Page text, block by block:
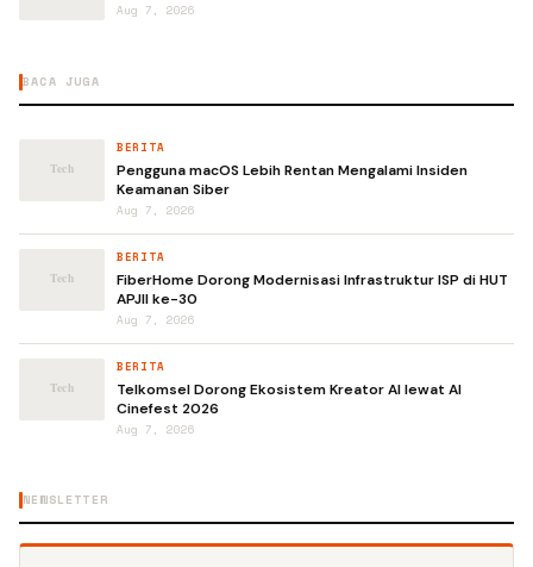
Aug 7, 2026
BACA JUGA
BERITA
Pengguna macOS Lebih Rentan Mengalami Insiden
Keamanan Siber
Aug 7, 2026
BERITA
FiberHome Dorong Modernisasi Infrastruktur ISP di HUT
APJII ke-30
Aug 7, 2026
BERITA
Telkomsel Dorong Ekosistem Kreator AI lewat AI
Cinefest 2026
Aug 7, 2026
NEWSLETTER